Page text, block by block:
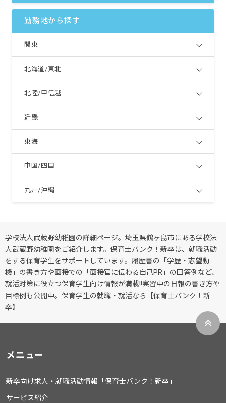
勤務地から探す
関東
北海道/東北
北陸/甲信越
近畿
東海
中国/四国
九州/沖縄
学校法人武蔵野幼稚園の詳細ページ。埼玉県鶴ヶ島市にある学校法
人武蔵野幼稚園をご紹介します。保育士バンク！新卒は、就職活動
をする保育学生をサポートしています。履歴書の「学歴・志望動
機」の書き方や面接での「面接官に伝わる自己PR」の回答例など、
就活対策に役立つ保育学生向け情報が満載!!実習中の日報の書き方や
目標例も公開中。保育学生の就職・就活なら【保育士バンク！新
卒】
メニュー
新卒向け求人・就職活動情報「保育士バンク！新卒」
サービス紹介